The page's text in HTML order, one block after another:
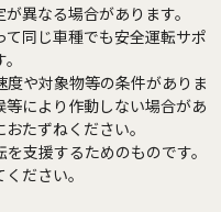
異なる場合があります。
同じ車種でも安全運転サポ
や対象物等の条件がありま
により作動しない場合があ
たずねください。
支援するためのものです。
ださい。